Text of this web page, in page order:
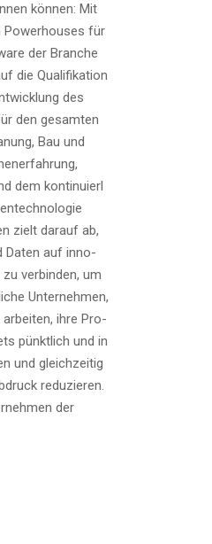
kön­nen: Mit
Power­hou­ses für
der Bran­che
die Qua­li­fi­ka­ti­on
des
den gesam­ten
Bau und
dem kon­ti­nu­ier­l
zielt dar­auf ab,
Daten auf inno­
ver­bin­den, um
Unter­neh­men,
arbei­ten, ihre Pro­
pünkt­lich und in
und gleich­zei­tig
redu­zie­ren.
der